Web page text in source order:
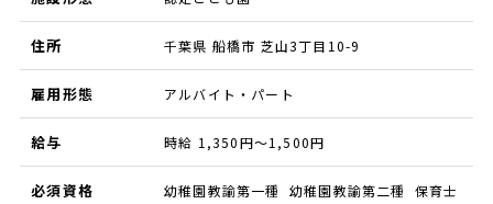
住所 千葉県 船橋市 芝山3丁目10-9
雇用形態 アルバイト・パート
給与 時給 1,350円～1,500円
必須資格 幼稚園教諭第一種 幼稚園教諭第二種 保育士